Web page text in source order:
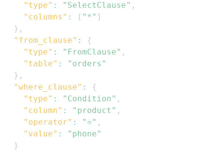
"type" : "SelectClause" ,
"columns" : [ "*" ]
} ,
"from_clause" :
{
"type" : "FromClause" ,
"table" :
"orders"
} ,
"where_clause" :
{
"type" : "Condition" ,
"column" : "product" ,
"operator" : "=" ,
"value" :
"phone"
}